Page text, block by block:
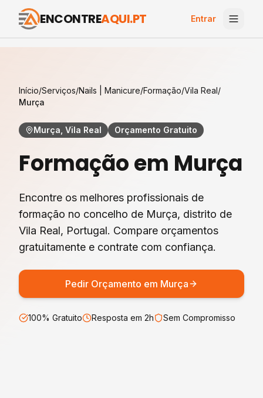
ENCONTREAQUI.PT Entrar
Início/Serviços/Nails | Manicure/Formação/Vila Real/
Murça
Murça, Vila Real Orçamento Gratuito
Formaçãoem Murça
Encontre os melhores profissionais de
formação no concelho de Murça, distrito de
Vila Real, Portugal. Compare orçamentos
gratuitamente e contrate com confiança.
Pedir Orçamento em Murça
100% Gratuito Resposta em 2h Sem Compromisso